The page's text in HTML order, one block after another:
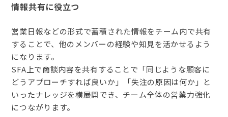
情報共有に役立つ
営業日報などの形式で蓄積された情報をチーム内で共有
することで、他のメンバーの経験や知見を活かせるよう
になります。
SFA上で商談内容を共有することで「同じような顧客に
どうアプローチすれば良いか」「失注の原因は何か」と
いったナレッジを横展開でき、チーム全体の営業力強化
につながります。